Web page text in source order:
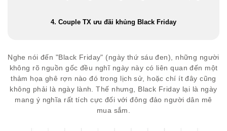
4. Couple TX ưu đãi khủng Black Friday
Nghe nói đến "Black Friday" (ngày thứ sáu đen), những người
không rõ nguồn gốc đều nghĩ ngày này có liên quan đến một
thảm họa ghê rợn nào đó trong lịch sử, hoặc chí ít đây cũng
không phải là ngày lành. Thế nhưng, Black Friday lại là ngày
mang ý nghĩa rất tích cực đối với đông đảo người dân mê
mua sắm.